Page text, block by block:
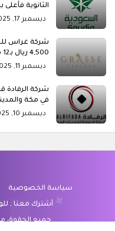
الثانوية
ديسمبر 17, 2025
شركة غراس
4,500 ريال بـ12 مدينة
ديسمبر 11, 2025
في مكة
ديسمبر 10, 2025
سياسة الخصوصية
أشترك معنا ,
جميع الحقوق